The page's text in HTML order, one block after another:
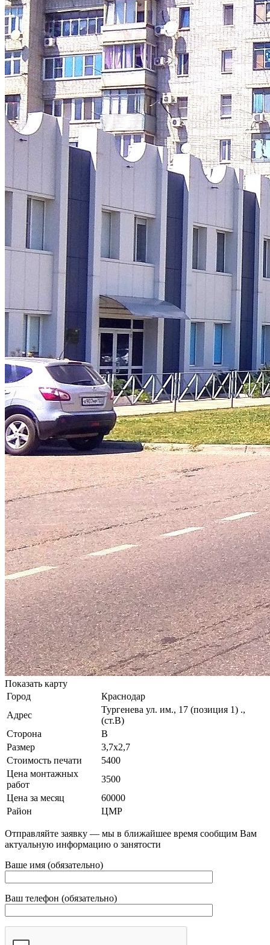
Показать карту
Город
Краснодар
Адрес
Тургенева ул. им., 17 (позиция 1) .,
(ст.В)
Сторона
В
Размер
3,7х2,7
Стоимость печати
5400
Цена монтажных
работ
3500
Цена за месяц
60000
Район
ЦМР
Отправляйте заявку — мы в ближайшее время сообщим Вам
актуальную информацию о занятости
Ваше имя (обязательно)
Ваш телефон (обязательно)